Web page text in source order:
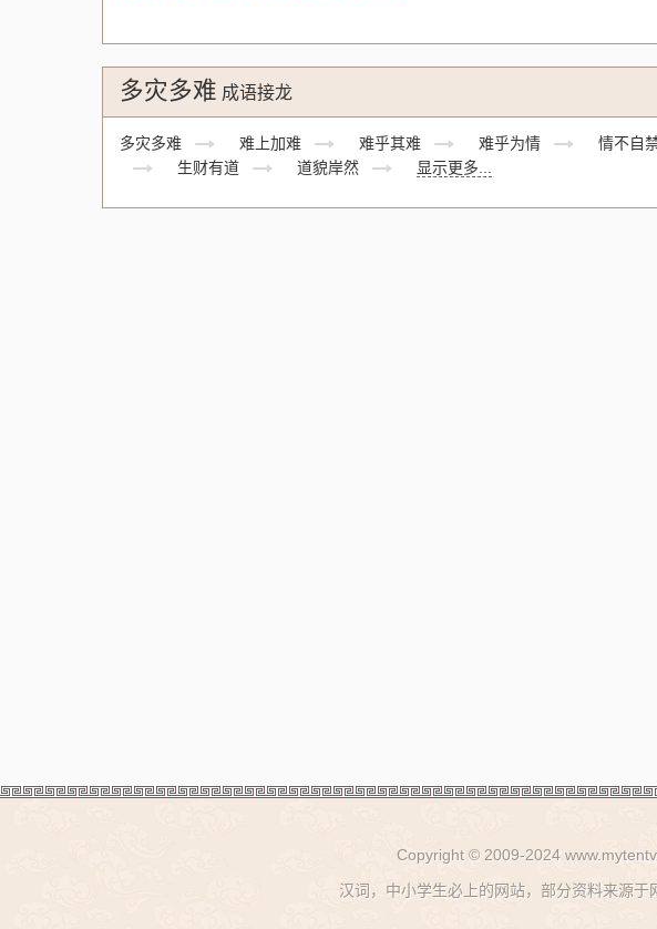
多灾多难 成语接龙
多灾多难 难上加难 难乎其难 难乎为情 情不自
生财有道
道貌岸然 显示更多...
Copyright © 2009-2024
汉词，中小学生必上的网站，部分资料来源